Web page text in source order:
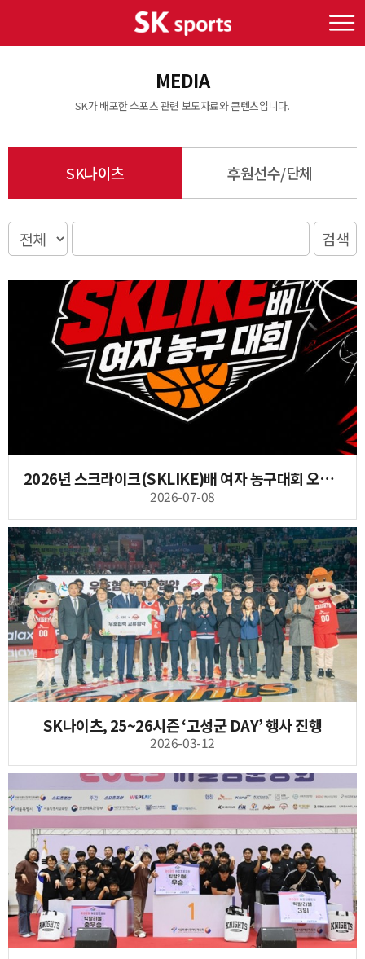
MEDIA
SK가 배포한 스포츠 관련 보도자료와 콘텐츠입니다.
SK나이츠 후원선수/단체
2026년 스크라이크(SKLIKE)배 여자 농구대회 오는 11일 양정고에서 개최
2026-07-08
SK나이츠, 25~26시즌 ‘고성군 DAY’ 행사 진행
2026-03-12